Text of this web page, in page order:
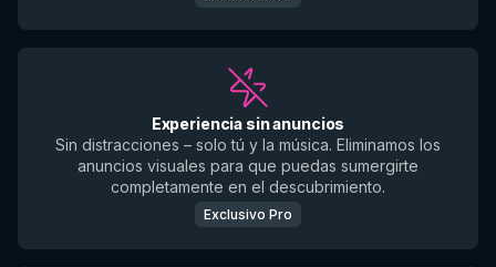
Experiencia sin anuncios
Sin distracciones – solo tú y la música. Eliminamos los
anuncios visuales para que puedas sumergirte
completamente en el descubrimiento.
Exclusivo Pro